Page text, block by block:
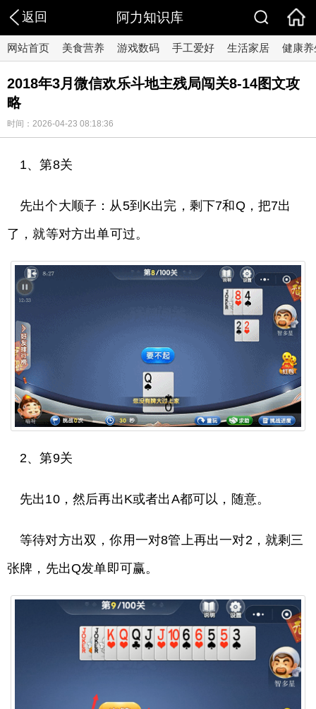
返回 阿力知识库
网站首页 美食营养 游戏数码 手工爱好 生活家居 健康养
2018年3月微信欢乐斗地主残局闯关8-14图文攻
略
时间：2026-04-23 08:18:36
1、第8关
先出个大顺子：从5到K出完，剩下7和Q，把7出
了，就等对方出单可过。
2、第9关
先出10，然后再出K或者出A都可以，随意。
等待对方出双，你用一对8管上再出一对2，就剩三
张牌，先出Q发单即可赢。